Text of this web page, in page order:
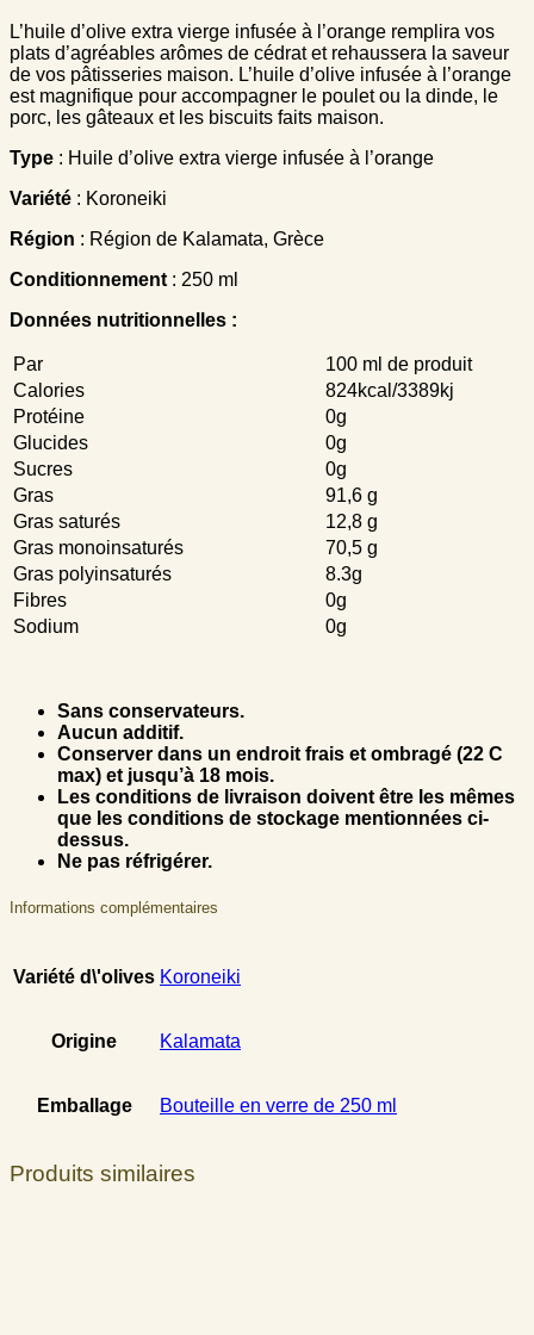
L’huile d’olive extra vierge infusée à l’orange remplira vos
plats d’agréables arômes de cédrat et rehaussera la saveur
de vos pâtisseries maison. L’huile d’olive infusée à l’orange
est magnifique pour accompagner le poulet ou la dinde, le
porc, les gâteaux et les biscuits faits maison.
Type : Huile d’olive extra vierge infusée à l’orange
Variété : Koroneiki
Région : Région de Kalamata, Grèce
Conditionnement : 250 ml
Données nutritionnelles :
Par
100 ml de produit
Calories
824kcal/3389kj
Protéine
0g
Glucides
0g
Sucres
0g
Gras
91,6 g
Gras saturés
12,8 g
Gras monoinsaturés
70,5 g
Gras polyinsaturés
8.3g
Fibres
0g
Sodium
0g
Sans conservateurs.
Aucun additif.
Conserver dans un endroit frais et ombragé (22 C
max) et jusqu’à 18 mois.
Les conditions de livraison doivent être les mêmes
que les conditions de stockage mentionnées ci-
dessus.
Ne pas réfrigérer.
Informations complémentaires
Variété d\'olives Koroneiki
Origine Kalamata
Emballage Bouteille en verre de 250 ml
Produits similaires